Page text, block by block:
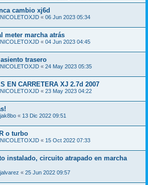
cambio xj6d
NICOLETOXJD « 06 Jun 2023 05:34
meter marcha atrás
NICOLETOXJD « 04 Jun 2023 04:45
trasero
NICOLETOXJD « 24 May 2023 05:35
EN CARRETERA XJ 2.7d 2007
NICOLETOXJD « 23 May 2023 04:22
jak8bo « 13 Dic 2022 09:51
o turbo
NICOLETOXJD « 15 Oct 2022 07:33
instalado, circuito atrapado en marcha
jalvarez « 25 Jun 2022 09:57